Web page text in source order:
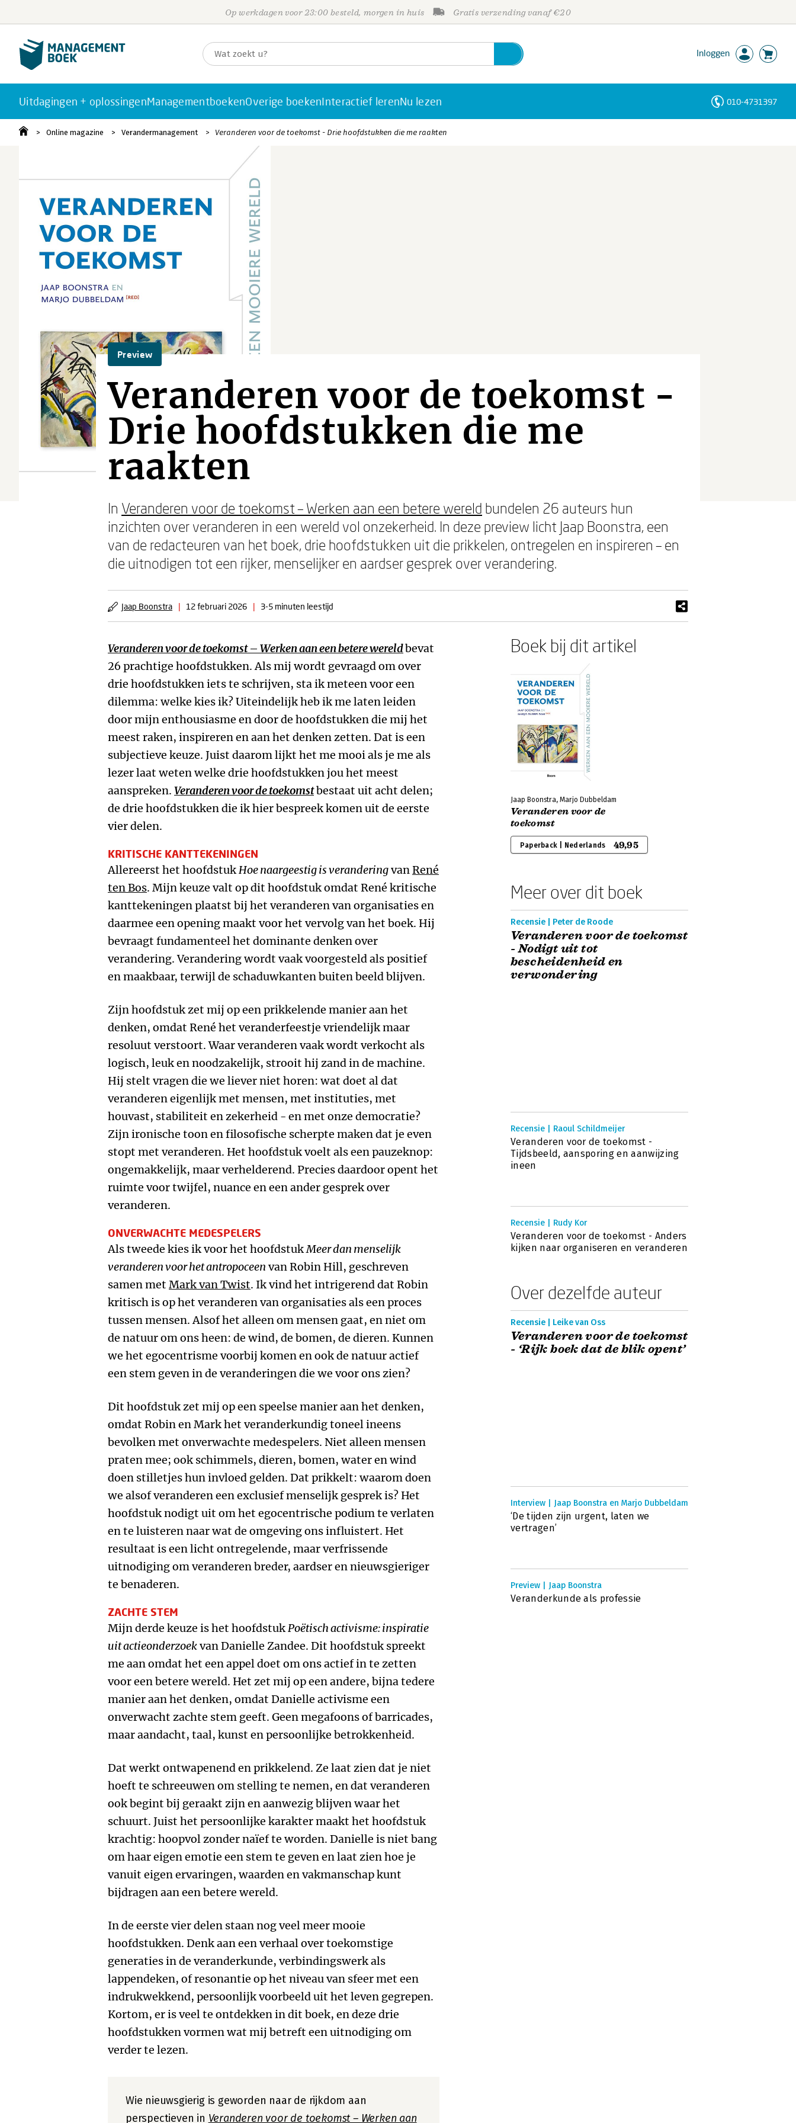
Op werkdagen voor 23:00 besteld, morgen in huis Gratis verzending vanaf €20
Inloggen
Uitdagingen + oplossingenManagementboekenOverige boekenInteractief lerenNu lezen 010-4731397
Online magazine Verandermanagement Veranderen voor de toekomst - Drie hoofdstukken die me raakten
Preview
Veranderen voor de toekomst -
Drie hoofdstukken die me
raakten
In Veranderen voor de toekomst – Werken aan een betere wereld bundelen 26 auteurs hun
inzichten over veranderen in een wereld vol onzekerheid. In deze preview licht Jaap Boonstra, een
van de redacteuren van het boek, drie hoofdstukken uit die prikkelen, ontregelen en inspireren – en
die uitnodigen tot een rijker, menselijker en aardser gesprek over verandering.
Jaap Boonstra | 12 februari 2026 | 3-5 minuten leestijd
Veranderen voor de toekomst – Werken aan een betere wereldbevat
26 prachtige hoofdstukken. Als mij wordt gevraagd om over
drie hoofdstukken iets te schrijven, sta ik meteen voor een
dilemma: welke kies ik? Uiteindelijk heb ik me laten leiden
door mijn enthousiasme en door de hoofdstukken die mij het
meest raken, inspireren en aan het denken zetten. Dat is een
subjectieve keuze. Juist daarom lijkt het me mooi als je me als
lezer laat weten welke drie hoofdstukken jou het meest
aanspreken. Veranderen voor de toekomstbestaat uit acht delen;
de drie hoofdstukken die ik hier bespreek komen uit de eerste
vier delen.
KRITISCHE KANTTEKENINGEN
Allereerst het hoofdstukHoe naargeestig is veranderingvanRené
ten Bos. Mijn keuze valt op dit hoofdstuk omdat René kritische
kanttekeningen plaatst bij het veranderen van organisaties en
daarmee een opening maakt voor het vervolg van het boek. Hij
bevraagt fundamenteel het dominante denken over
verandering. Verandering wordt vaak voorgesteld als positief
en maakbaar, terwijl de schaduwkanten buiten beeld blijven.
Zijn hoofdstuk zet mij op een prikkelende manier aan het
denken, omdat René het veranderfeestje vriendelijk maar
resoluut verstoort. Waar veranderen vaak wordt verkocht als
logisch, leuk en noodzakelijk, strooit hij zand in de machine.
Hij stelt vragen die we liever niet horen: wat doet al dat
veranderen eigenlijk met mensen, met instituties, met
houvast, stabiliteit en zekerheid - en met onze democratie?
Zijn ironische toon en filosofische scherpte maken dat je even
stopt met veranderen. Het hoofdstuk voelt als een pauzeknop:
ongemakkelijk, maar verhelderend. Precies daardoor opent het
ruimte voor twijfel, nuance en een ander gesprek over
veranderen.
ONVERWACHTE MEDESPELERS
Als tweede kies ik voor het hoofdstukMeer dan menselijk
veranderen voor het antropoceen van Robin Hill, geschreven
samen met Mark van Twist. Ik vind het intrigerend dat Robin
kritisch is op het veranderen van organisaties als een proces
tussen mensen. Alsof het alleen om mensen gaat, en niet om
de natuur om ons heen: de wind, de bomen, de dieren. Kunnen
we het egocentrisme voorbij komen en ook de natuur actief
een stem geven in de veranderingen die we voor ons zien?
Dit hoofdstuk zet mij op een speelse manier aan het denken,
omdat Robin en Mark het veranderkundig toneel ineens
bevolken met onverwachte medespelers. Niet alleen mensen
praten mee; ook schimmels, dieren, bomen, water en wind
doen stilletjes hun invloed gelden. Dat prikkelt: waarom doen
we alsof veranderen een exclusief menselijk gesprek is? Het
hoofdstuk nodigt uit om het egocentrische podium te verlaten
en te luisteren naar wat de omgeving ons influistert. Het
resultaat is een licht ontregelende, maar verfrissende
uitnodiging om veranderen breder, aardser en nieuwsgieriger
te benaderen.
ZACHTE STEM
Mijn derde keuze is het hoofdstukPoëtisch activisme: inspiratie
uit actieonderzoekvan Danielle Zandee. Dit hoofdstuk spreekt
me aan omdat het een appel doet om ons actief in te zetten
voor een betere wereld. Het zet mij op een andere, bijna tedere
manier aan het denken, omdat Danielle activisme een
onverwacht zachte stem geeft. Geen megafoons of barricades,
maar aandacht, taal, kunst en persoonlijke betrokkenheid.
Dat werkt ontwapenend en prikkelend. Ze laat zien dat je niet
hoeft te schreeuwen om stelling te nemen, en dat veranderen
ook begint bij geraakt zijn en aanwezig blijven waar het
schuurt. Juist het persoonlijke karakter maakt het hoofdstuk
krachtig: hoopvol zonder naïef te worden. Danielle is niet bang
om haar eigen emotie een stem te geven en laat zien hoe je
vanuit eigen ervaringen, waarden en vakmanschap kunt
bijdragen aan een betere wereld.
In de eerste vier delen staan nog veel meer mooie
hoofdstukken. Denk aan een verhaal over toekomstige
generaties in de veranderkunde, verbindingswerk als
lappendeken, of resonantie op het niveau van sfeer met een
indrukwekkend, persoonlijk voorbeeld uit het leven gegrepen.
Kortom, er is veel te ontdekken in dit boek, en deze drie
hoofdstukken vormen wat mij betreft een uitnodiging om
verder te lezen.
Wie nieuwsgierig is geworden naar de rijkdom aan
perspectieven in Veranderen voor de toekomst – Werken aan
Boek bij dit artikel
Jaap Boonstra, Marjo Dubbeldam
Veranderen voor de
toekomst
Paperback | Nederlands 49,95
Meer over dit boek
Recensie | Peter de Roode
Veranderen voor de toekomst
- Nodigt uit tot
bescheidenheid en
verwondering
Recensie | Raoul Schildmeijer
Veranderen voor de toekomst -
Tijdsbeeld, aansporing en aanwijzing
ineen
Recensie | Rudy Kor
Veranderen voor de toekomst - Anders
kijken naar organiseren en veranderen
Over dezelfde auteur
Recensie | Leike van Oss
Veranderen voor de toekomst
- ‘Rijk boek dat de blik opent’
Interview | Jaap Boonstra en Marjo Dubbeldam
‘De tijden zijn urgent, laten we
vertragen’
Preview | Jaap Boonstra
Veranderkunde als professie
Personen